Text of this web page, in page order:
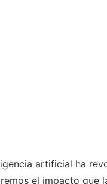
artificial ha
el impacto